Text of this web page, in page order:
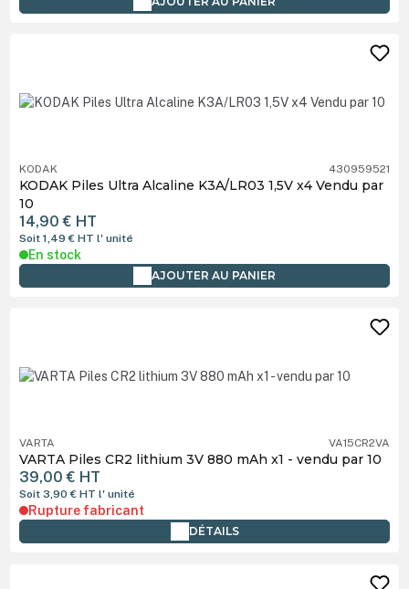
KODAK 430959521
KODAK Piles Ultra Alcaline K3A/LR03 1,5V x4 Vendu par
10
14,90 € HT
Soit 1,49 €HTl' unité
En stock
AJOUTER AU PANIER
VARTA VA15CR2VA
VARTA Piles CR2 lithium 3V 880 mAh x1 - vendu par 10
39,00 € HT
Soit 3,90 €HTl' unité
Rupture fabricant
DÉTAILS